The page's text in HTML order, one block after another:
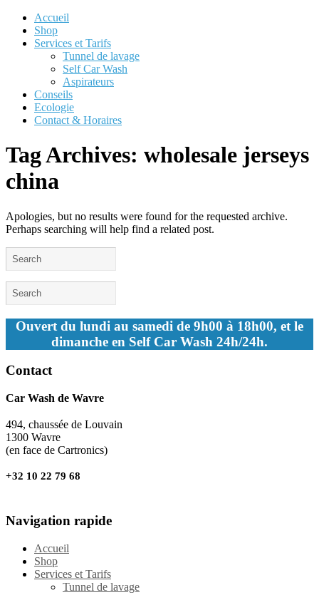
Accueil
Shop
Services et Tarifs
Tunnel de lavage
Self Car Wash
Aspirateurs
Conseils
Ecologie
Contact & Horaires
Tag Archives: wholesale jerseys
china
Apologies, but no results were found for the requested archive.
Perhaps searching will help find a related post.
Ouvert du lundi au samedi de 9h00 à 18h00, et le
dimanche en Self Car Wash 24h/24h.
Contact
Car Wash de Wavre
494, chaussée de Louvain
1300 Wavre
(en face de Cartronics)
+32 10 22 79 68
Navigation rapide
Accueil
Shop
Services et Tarifs
Tunnel de lavage